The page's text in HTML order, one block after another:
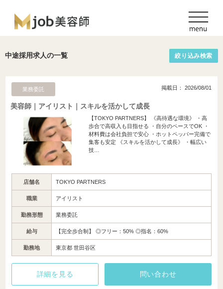
中途採用求人の一覧 絞り込み検索
業務委託 掲載日： 2026/08/01
美容師｜アイリスト｜スキルを活かして成長
【TOKYO PARTNERS】 《高待遇な環境》 ・高
歩合で高収入も目指せる ・自分のペースでOK ・
材料費は会社負担で安心 ・ホットペッパー完備で
集客も安定 《スキルを活かして成長》 ・幅広い
技…
店舗名 TOKYO PARTNERS
職業 アイリスト
勤務形態 業務委託
給与 【完全歩合制】 ◎フリー：50% ◎指名：60%
勤務地 東京都 世田谷区
詳細を見る 問い合わせ